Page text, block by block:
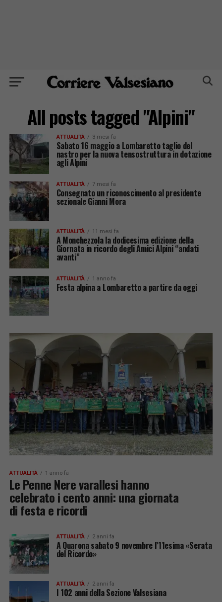
All posts tagged "Alpini"
ATTUALITÀ 3 mesi fa
Sabato 16 maggio a Lombaretto taglio del
nastro per la nuova tensostruttura in dotazione
agli Alpini
ATTUALITÀ 7 mesi fa
Consegnato un riconoscimento al presidente
sezionale Gianni Mora
ATTUALITÀ 11 mesi fa
A Monchezzola la dodicesima edizione della
Giornata in ricordo degli Amici Alpini “andati
avanti”
ATTUALITÀ 1 anno fa
Festa alpina a Lombaretto a partire da oggi
ATTUALITÀ 1 anno fa
Le Penne Nere varallesi hanno
celebrato i cento anni: una giornata
di festa e ricordi
ATTUALITÀ 2 anni fa
A Quarona sabato 9 novembre l’11esima «Serata
del Ricordo»
ATTUALITÀ 2 anni fa
I 102 anni della Sezione Valsesiana